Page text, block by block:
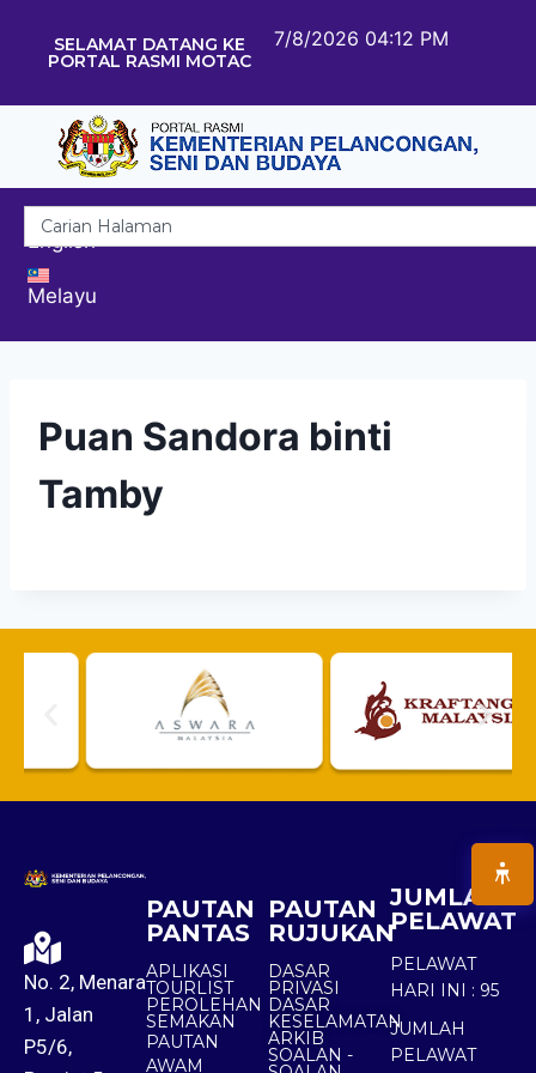
SELAMAT DATANG KE
PORTAL RASMI MOTAC
7/8/2026 04:12 PM
English
Melayu
Puan Sandora binti
Tamby
No. 2, Menara
1, Jalan
P5/6,
PAUTAN
PANTAS
APLIKASI
TOURLIST
PEROLEHAN
SEMAKAN
PAUTAN
AWAM
PAUTAN
RUJUKAN
DASAR
PRIVASI
DASAR
KESELAMATAN
ARKIB
SOALAN -
JUMLAH
PELAWAT
PELAWAT
HARI INI : 95
JUMLAH
PELAWAT